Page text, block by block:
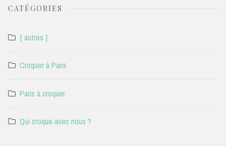
CATÉGORIES
{ autres }
Croquer à Paris
Paris à croquer
Qui croque avec nous ?